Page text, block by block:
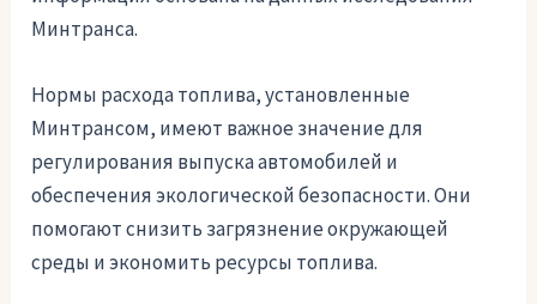
Минтранса.
Нормы расхода топлива, установленные
Минтрансом, имеют важное значение для
регулирования выпуска автомобилей и
обеспечения экологической безопасности. Они
помогают снизить загрязнение окружающей
среды и экономить ресурсы топлива.